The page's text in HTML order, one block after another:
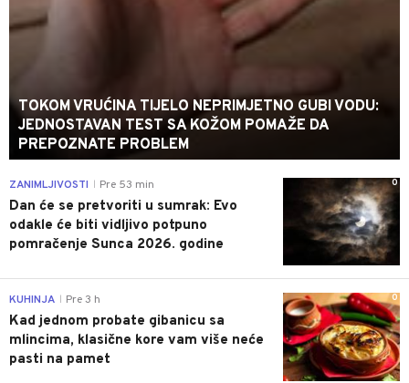
TOKOM VRUĆINA TIJELO NEPRIMJETNO GUBI VODU:
JEDNOSTAVAN TEST SA KOŽOM POMAŽE DA
PREPOZNATE PROBLEM
0
ZANIMLJIVOSTI Pre 53 min
Dan će se pretvoriti u sumrak: Evo
odakle će biti vidljivo potpuno
pomračenje Sunca 2026. godine
0
KUHINJA Pre 3 h
Kad jednom probate gibanicu sa
mlincima, klasične kore vam više neće
pasti na pamet